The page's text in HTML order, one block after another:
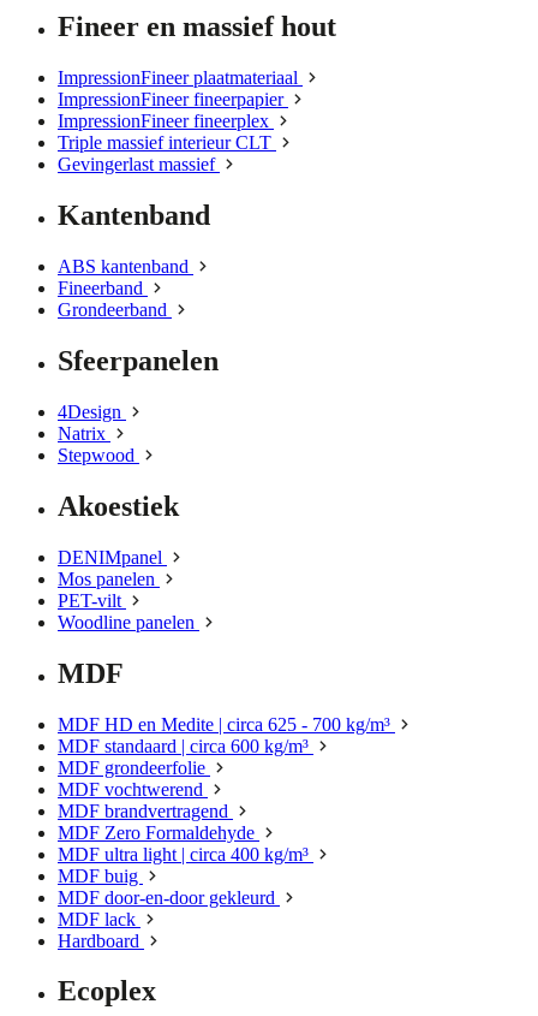
Fineer en massief hout
ImpressionFineer plaatmateriaal
ImpressionFineer fineerpapier
ImpressionFineer fineerplex
Triple massief interieur CLT
Gevingerlast massief
Kantenband
ABS kantenband
Fineerband
Grondeerband
Sfeerpanelen
4Design
Natrix
Stepwood
Akoestiek
DENIMpanel
Mos panelen
PET-vilt
Woodline panelen
MDF
MDF HD en Medite | circa 625 - 700 kg/m³
MDF standaard | circa 600 kg/m³
MDF grondeerfolie
MDF vochtwerend
MDF brandvertragend
MDF Zero Formaldehyde
MDF ultra light | circa 400 kg/m³
MDF buig
MDF door-en-door gekleurd
MDF lack
Hardboard
Ecoplex